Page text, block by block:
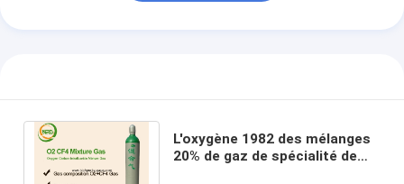
L'oxygène 1982 des mélanges
20% de gaz de spécialité de